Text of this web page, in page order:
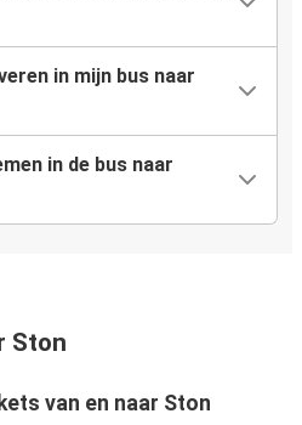
in mijn bus naar
in de bus naar
Ston
van en naar Ston